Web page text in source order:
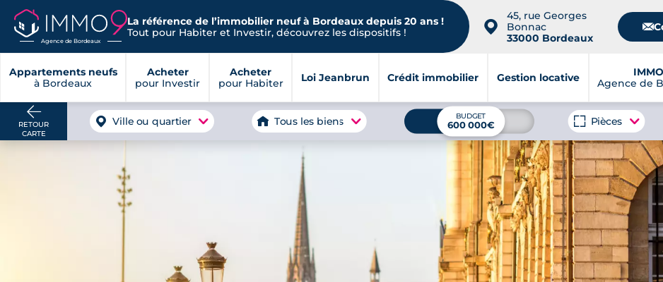
Agence de Bordeaux
La référence de l’immobilier neuf à Bordeaux depuis 20 ans !
Tout pour Habiter et Investir, découvrez les dispositifs !
📍
45, rue Georges
Bonnac
33000 Bordeaux
📧
Appartements neufs
à Bordeaux
Acheter
pour Investir
Acheter
pour Habiter
Loi Jeanbrun Crédit immobilier Gestion locative
Agence de
RETOUR
CARTE
Ville ou quartier Tous les biens BUDGET
600 000€ Pièces